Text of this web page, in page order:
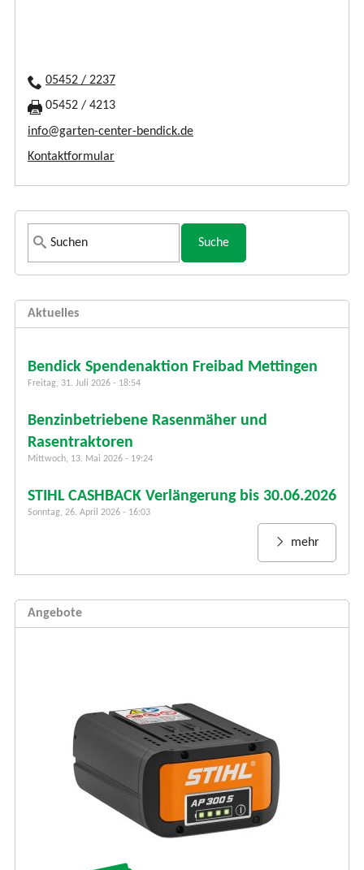
05452 / 2237
05452 / 4213
info@garten-center-bendick.de
Kontaktformular
S
u
h
f
r
m
l
a
r
Aktuelles
Bendick Spendenaktion Freibad Mettingen
Freitag, 31. Juli 2026 - 18:54
Benzinbetriebene Rasenmäher und
Rasentraktoren
Mittwoch, 13. Mai 2026 - 19:24
STIHL CASHBACK Verlängerung bis 30.06.2026
Sonntag, 26. April 2026 - 16:03
mehr
Angebote